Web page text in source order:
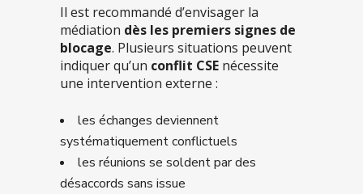
Il est recommandé d’envisager la
médiation dès les premiers signes de
blocage. Plusieurs situations peuvent
indiquer qu’un conflit CSE nécessite
une intervention externe :
les échanges deviennent
systématiquement conflictuels
les réunions se soldent par des
désaccords sans issue